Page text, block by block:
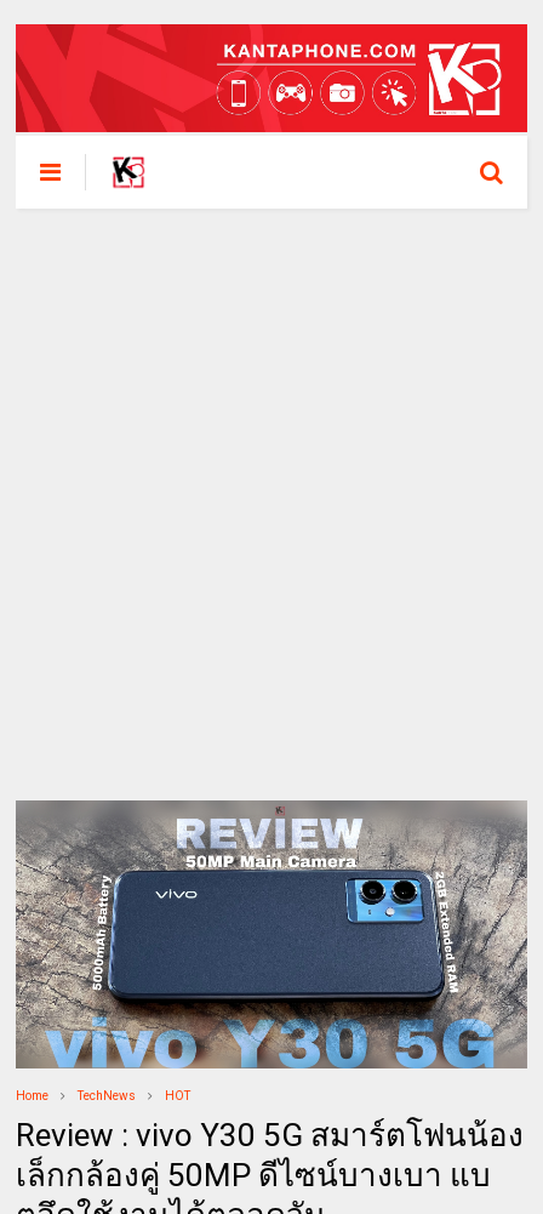
Home TechNews HOT
Review : vivo Y30 5G สมาร์ตโฟนน้อง
เล็กกล้องคู่ 50MP ดีไซน์บางเบา แบ